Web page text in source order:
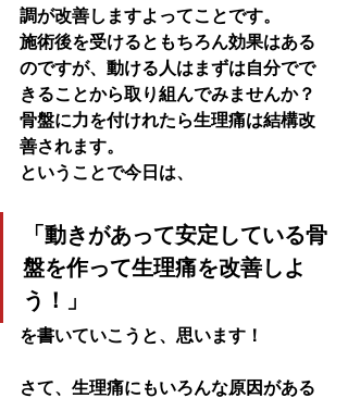
調が改善しますよってことです。
施術後を受けるともちろん効果はある
のですが、動ける人はまずは自分でで
きることから取り組んでみませんか？
骨盤に力を付けれたら生理痛は結構改
善されます。
ということで今日は、
「動きがあって安定している骨
盤を作って生理痛を改善しよ
う！」
を書いていこうと、思います！
さて、生理痛にもいろんな原因がある